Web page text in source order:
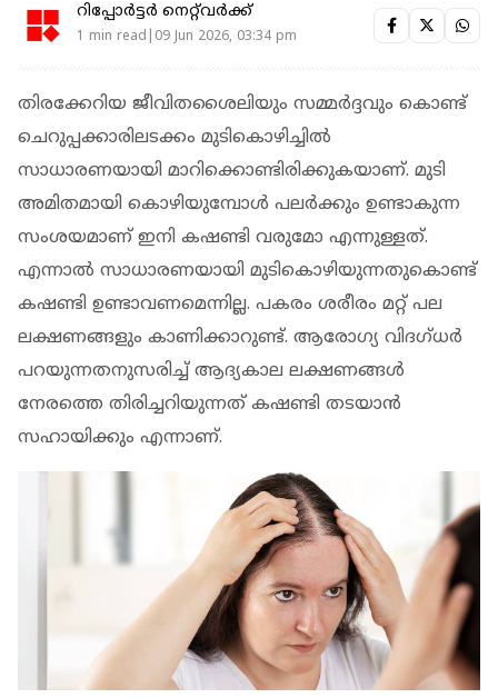
റിപ്പോർട്ടർ നെറ്റ്‌വര്‍ക്ക്‌
1 min read|09 Jun 2026, 03:34 pm
തിരക്കേറിയ ജീവിതശൈലിയും സമ്മര്‍ദ്ദവും കൊണ്ട്
ചെറുപ്പക്കാരിലടക്കം മുടികൊഴിച്ചില്‍
സാധാരണയായി മാറിക്കൊണ്ടിരിക്കുകയാണ്. മുടി
അമിതമായി കൊഴിയുമ്പോള്‍ പലര്‍ക്കും ഉണ്ടാകുന്ന
സംശയമാണ് ഇനി കഷണ്ടി വരുമോ എന്നുള്ളത്.
എന്നാല്‍ സാധാരണയായി മുടികൊഴിയുന്നതുകൊണ്ട്
കഷണ്ടി ഉണ്ടാവണമെന്നില്ല. പകരം ശരീരം മറ്റ് പല
ലക്ഷണങ്ങളും കാണിക്കാറുണ്ട്. ആരോഗ്യ വിദഗ്ധര്‍
പറയുന്നതനുസരിച്ച് ആദ്യകാല ലക്ഷണങ്ങള്‍
നേരത്തെ തിരിച്ചറിയുന്നത് കഷണ്ടി തടയാന്‍
സഹായിക്കും എന്നാണ്.